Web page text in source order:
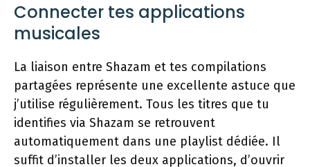
Connecter tes applications
musicales
La liaison entre Shazam et tes compilations
partagées représente une excellente astuce que
j’utilise régulièrement. Tous les titres que tu
identifies via Shazam se retrouvent
automatiquement dans une playlist dédiée. Il
suffit d’installer les deux applications, d’ouvrir